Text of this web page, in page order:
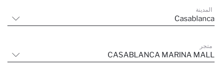
المدينة
Casablanca
متجر
CASABLANCA MARINA MALL